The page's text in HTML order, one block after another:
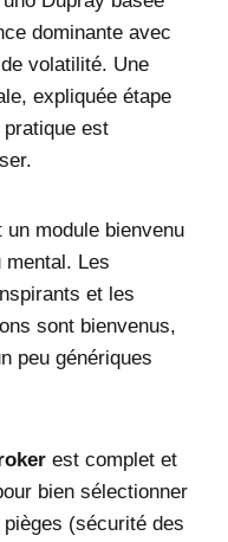
dominante avec
volatilité. Une
expliquée étape
est
un module bienvenu
mental. Les
et les
sont bienvenus,
peu génériques
est complet et
bien sélectionner
(sécurité des